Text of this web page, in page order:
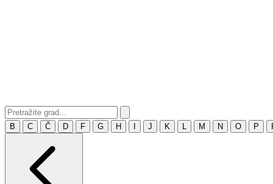
B C Č D F G H J K M N O P